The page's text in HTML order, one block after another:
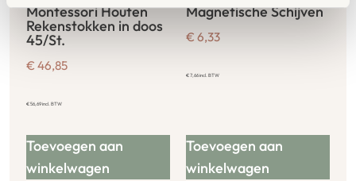
Montessori Houten
Rekenstokken in doos
45/St.
€ 46,85
€56,69incl. BTW
Toevoegen aan
winkelwagen
Magnetische Schijven
€ 6,33
€7,66incl. BTW
Toevoegen aan
winkelwagen